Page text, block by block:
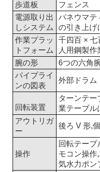
歩道板
フェンス
電源取り出
しシステム
パネウマテ
の引き上げ
作業プラッ
トフォーム
千四百 × 七
人用鋼製
腕の形
6つの六角
パイプライ
ンの図表
外部ドラム
回転装置
ターンテー
業テーブル
アウトリガ
ー
後ろ V 形,
操作
回転テーブ
モコン操作
気水力ポン